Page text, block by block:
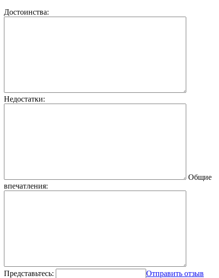
Достоинства:
Недостатки:
Общие
впечатления:
Представьтесь: Отправить отзыв